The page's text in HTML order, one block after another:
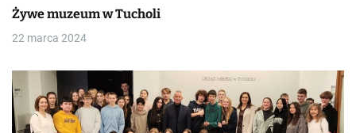
Żywe muzeum w Tucholi
22 marca 2024